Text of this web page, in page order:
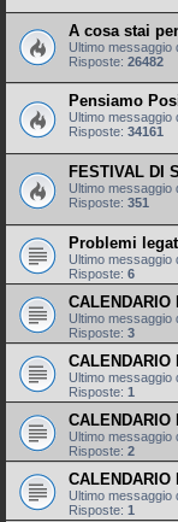
A cosa stai
Ultimo messaggio
Risposte: 26482
Pensiamo
Ultimo messaggio
Risposte: 34161
FESTIVAL DI
Ultimo messaggio
Risposte: 351
Problemi
Ultimo messaggio
Risposte: 6
CALENDARIO
Ultimo messaggio
Risposte: 3
CALENDARIO
Ultimo messaggio
Risposte: 1
CALENDARIO
Ultimo messaggio
Risposte: 2
CALENDARIO
Ultimo messaggio
Risposte: 1